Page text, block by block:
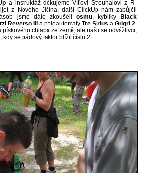
a instruktáž děkujeme Víťovi Strouhalovi z R-
z Nového Jičína, další ClickUp nám zapůjčil
jsme dále zkoušeliosmu , kyblíkyBlack
Reverso III a poloautomaty Tre Sirius a Grigri 2
chlapa ze země, ale našli se odvážlivci,
se pádový faktor blížil číslu 2.